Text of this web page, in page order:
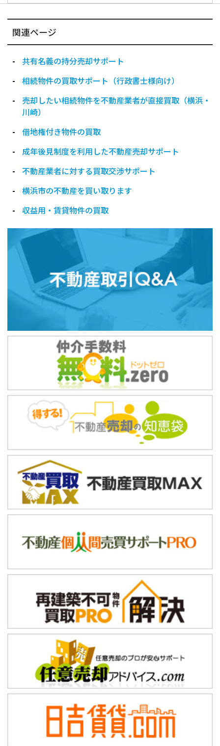
関連ページ
共有名義の持分売却サポート
相続物件の買取サポート（行政書士様向け）
売却したい相続物件を不動産業者が直接買取（横浜・
川崎）
借地権付き物件の買取
成年後見制度を利用した不動産売却サポート
不動産業者に対する買取交渉サポート
横浜市の不動産を買い取ります
収益用・賃貸物件の買取